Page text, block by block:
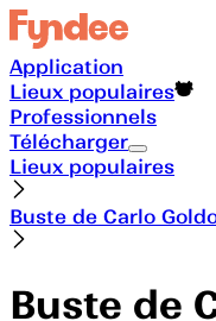
Application
Lieux populaires
Professionnels
Télécharger
Lieux populaires
Buste de Carlo
Buste de